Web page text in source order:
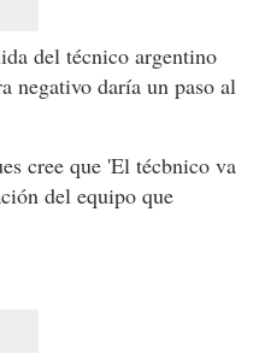
del técnico argentino
negativo daría un paso al
cree que 'El técbnico va
del equipo que